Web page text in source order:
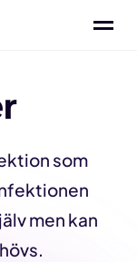
som
men kan